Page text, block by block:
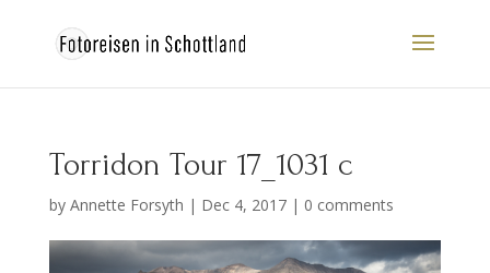
Torridon Tour 17_1031 c
by Annette Forsyth | Dec 4, 2017| 0 comments